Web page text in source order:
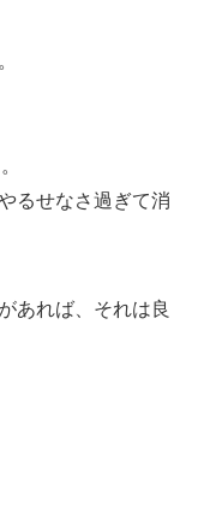
るせなさ過ぎて消
あれば、それは良